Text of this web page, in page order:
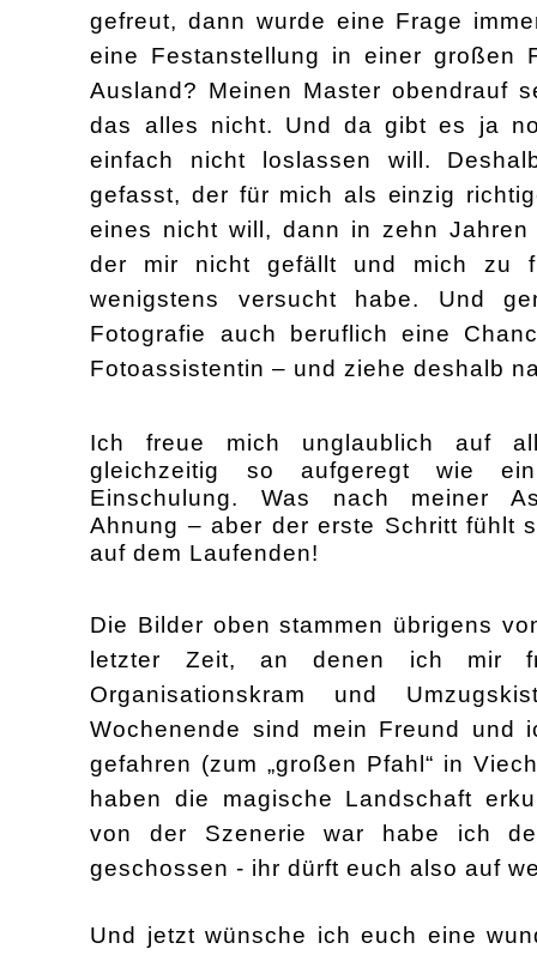
gefreut, dann wurde eine Frage
eine Festanstellung in einer großen
Ausland? Meinen Master obendrauf
das alles nicht. Und da gibt es ja
einfach nicht loslassen will.
gefasst, der für mich als einzig
eines nicht will, dann in zehn
der mir nicht gefällt und mich zu
wenigstens versucht habe. Und
Fotografie auch beruflich eine
Fotoassistentin – und ziehe deshalb
Ich freue mich unglaublich auf
gleichzeitig so aufgeregt wie
Einschulung. Was nach meiner
Ahnung – aber der erste Schritt fühlt
aufdem Laufenden!
Die Bilder oben stammen übrigens
letzter Zeit, an denen ich mir
Organisationskram und Umz
Wochenende sind mein Freund und
gefahren (zum „großen Pfahl“ in
haben die magische Landschaft
von der Szenerie war habe ich
geschossen - ihr dürft euch also auf
Und jetzt wünsche ich euch eine